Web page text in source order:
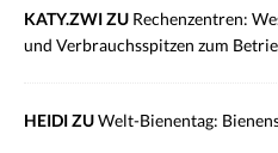
KATY.ZWI ZU Rechenzentren:
und Verbrauchsspitzen zum
HEIDI ZUWelt-Bienentag: